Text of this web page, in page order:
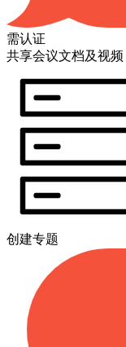
需认证
共享会议文档及视频
创建专题